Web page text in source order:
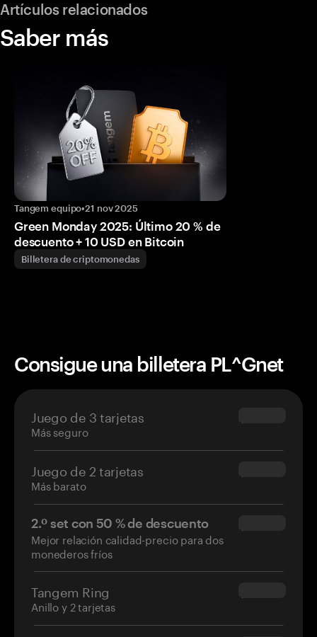
Artículos relacionados
Saber más
Tangem equipo•21 nov 2025
Green Monday 2025: Último 20 % de
descuento + 10 USD en Bitcoin
Billetera de criptomonedas
Consigue una billetera PL^Gnet
Juego de 3 tarjetas
Más seguro
$69.90
Juego de 2 tarjetas
Más barato
$54.90
2.º set con 50 % de descuento
Mejor relación calidad-precio para dos
monederos fríos
$34.95
Tangem Ring
Anillo y 2 tarjetas
$160.00